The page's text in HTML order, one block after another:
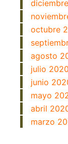
octubre
agosto
julio 2020
junio
mayo
abril
marzo